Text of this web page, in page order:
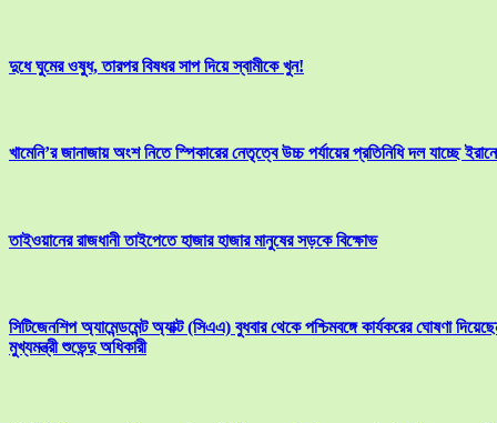
দুধে ঘুমের ওষুধ, তারপর বিষধর সাপ দিয়ে স্বামীকে খুন!
খামেনি’র জানাজায় অংশ নিতে স্পিকারের নেতৃত্বে উচ্চ পর্যায়ের প্রতিনিধি দল যাচ্ছে ইরানে
তাইওয়ানের রাজধানী তাইপেতে হাজার হাজার মানুষের সড়কে বিক্ষোভ
সিটিজেনশিপ অ্যামেন্ডমেন্ট অ্যাক্ট (সিএএ) বুধবার থেকে পশ্চিমবঙ্গে কার্যকরের ঘোষণা
মুখ্যমন্ত্রী শুভেন্দু অধিকারী